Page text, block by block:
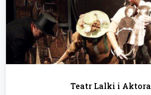
Teatr Lalki i Aktora